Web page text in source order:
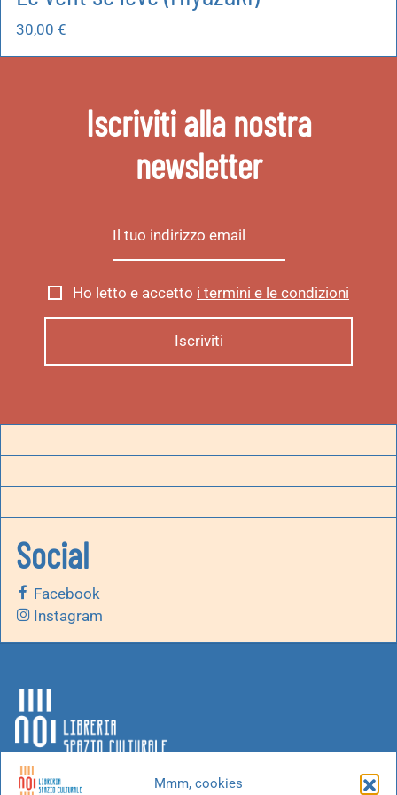
Mmm, cookies
30,00 €
Iscriviti alla nostra
newsletter
Ho letto e accetto i termini e le condizioni
Social
Facebook
Instagram